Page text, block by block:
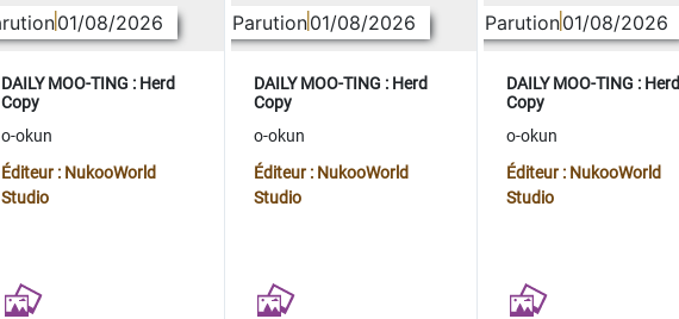
01/08/2026
DAILY MOO-TING : Herd
Copy
o-okun
Éditeur : NukooWorld
Studio
Parution01/08/2026
DAILY MOO-TING : Herd
Copy
o-okun
Éditeur : NukooWorld
Studio
Parution01/08/2026
DAILY MOO-TING : Herd
Copy
o-okun
Éditeur : NukooWorld
Studio